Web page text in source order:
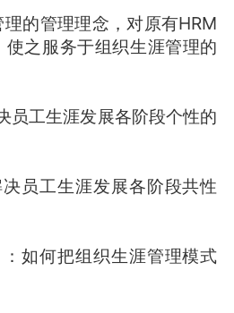
的管理理念，对原有HRM
之服务于组织生涯管理的
工生涯发展各阶段个性的
工生涯发展各阶段共性
何把组织生涯管理模式